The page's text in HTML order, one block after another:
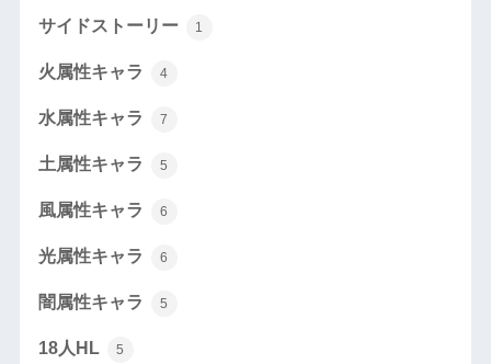
サイドストーリー 1
火属性キャラ 4
水属性キャラ 7
土属性キャラ 5
風属性キャラ 6
光属性キャラ 6
闇属性キャラ 5
18人HL 5